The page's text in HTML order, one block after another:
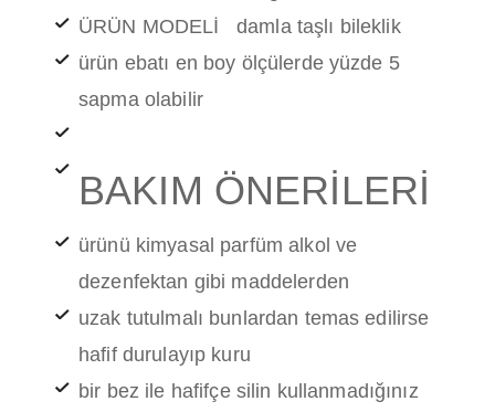
ÜRÜN MODELİ damla taşlı bileklik
ürün ebatı en boy ölçülerde yüzde 5
sapma olabilir
BAKIM ÖNERİLERİ
ürünü kimyasal parfüm alkol ve
dezenfektan gibi maddelerden
uzak tutulmalı bunlardan temas edilirse
hafif durulayıp kuru
bir bez ile hafifçe silin kullanmadığınız